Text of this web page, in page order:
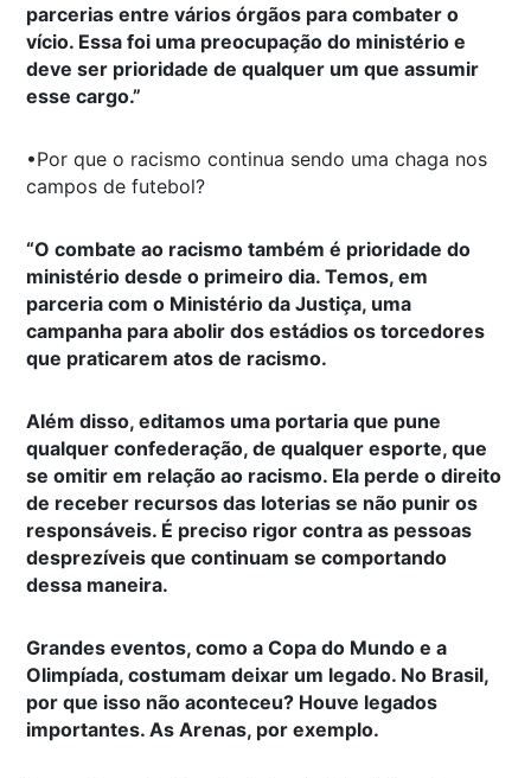
parcerias entre vários órgãos para combater o
vício. Essa foi uma preocupação do ministério e
deve ser prioridade de qualquer um que assumir
esse cargo.”
•Por que o racismo continua sendo uma chaga nos
campos de futebol?
“O combate ao racismo também é prioridade do
ministério desde o primeiro dia. Temos, em
parceria com o Ministério da Justiça, uma
campanha para abolir dos estádios os torcedores
que praticarem atos de racismo.
Além disso, editamos uma portaria que pune
qualquer confederação, de qualquer esporte, que
se omitir em relação ao racismo. Ela perde o direito
de receber recursos das loterias se não punir os
responsáveis. É preciso rigor contra as pessoas
desprezíveis que continuam se comportando
dessa maneira.
Grandes eventos, como a Copa do Mundo e a
Olimpíada, costumam deixar um legado. No Brasil,
por que isso não aconteceu? Houve legados
importantes. As Arenas, por exemplo.